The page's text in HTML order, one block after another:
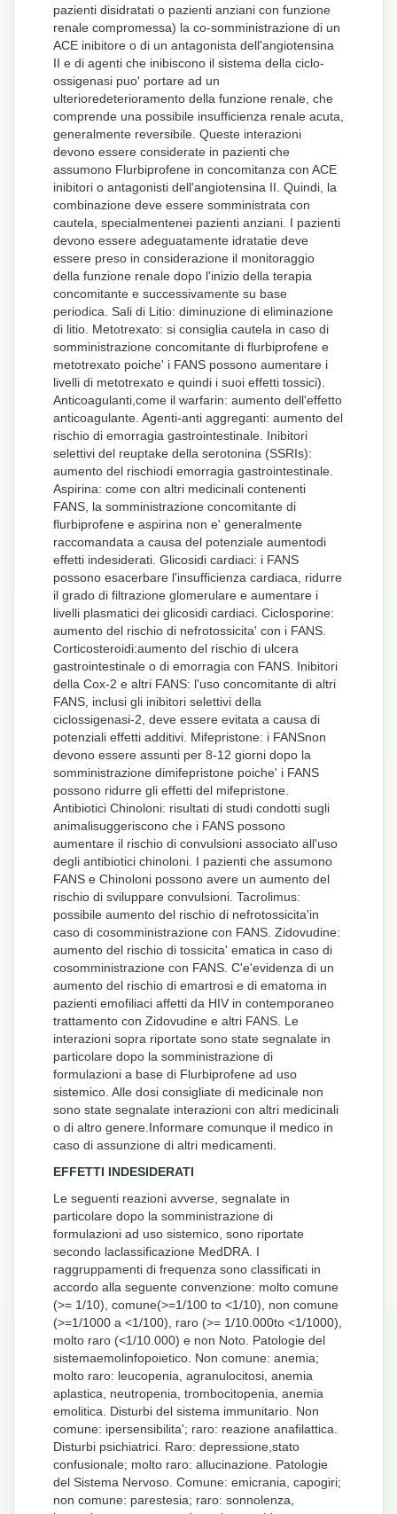
pazienti disidratati o pazienti anziani con funzione
renale compromessa) la co-somministrazione di un
ACE inibitore o di un antagonista dell'angiotensina
II e di agenti che inibiscono il sistema della ciclo-
ossigenasi puo' portare ad un
ulterioredeterioramento della funzione renale, che
comprende una possibile insufficienza renale acuta,
generalmente reversibile. Queste interazioni
devono essere considerate in pazienti che
assumono Flurbiprofene in concomitanza con ACE
inibitori o antagonisti dell'angiotensina II. Quindi, la
combinazione deve essere somministrata con
cautela, specialmentenei pazienti anziani. I pazienti
devono essere adeguatamente idratatie deve
essere preso in considerazione il monitoraggio
della funzione renale dopo l'inizio della terapia
concomitante e successivamente su base
periodica. Sali di Litio: diminuzione di eliminazione
di litio. Metotrexato: si consiglia cautela in caso di
somministrazione concomitante di flurbiprofene e
metotrexato poiche' i FANS possono aumentare i
livelli di metotrexato e quindi i suoi effetti tossici).
Anticoagulanti,come il warfarin: aumento dell'effetto
anticoagulante. Agenti-anti aggreganti: aumento del
rischio di emorragia gastrointestinale. Inibitori
selettivi del reuptake della serotonina (SSRIs):
aumento del rischiodi emorragia gastrointestinale.
Aspirina: come con altri medicinali contenenti
FANS, la somministrazione concomitante di
flurbiprofene e aspirina non e' generalmente
raccomandata a causa del potenziale aumentodi
effetti indesiderati. Glicosidi cardiaci: i FANS
possono esacerbare l'insufficienza cardiaca, ridurre
il grado di filtrazione glomerulare e aumentare i
livelli plasmatici dei glicosidi cardiaci. Ciclosporine:
aumento del rischio di nefrotossicita' con i FANS.
Corticosteroidi:aumento del rischio di ulcera
gastrointestinale o di emorragia con FANS. Inibitori
della Cox-2 e altri FANS: l'uso concomitante di altri
FANS, inclusi gli inibitori selettivi della
ciclossigenasi-2, deve essere evitata a causa di
potenziali effetti additivi. Mifepristone: i FANSnon
devono essere assunti per 8-12 giorni dopo la
somministrazione dimifepristone poiche' i FANS
possono ridurre gli effetti del mifepristone.
Antibiotici Chinoloni: risultati di studi condotti sugli
animalisuggeriscono che i FANS possono
aumentare il rischio di convulsioni associato all'uso
degli antibiotici chinoloni. I pazienti che assumono
FANS e Chinoloni possono avere un aumento del
rischio di sviluppare convulsioni. Tacrolimus:
possibile aumento del rischio di nefrotossicita'in
caso di cosomministrazione con FANS. Zidovudine:
aumento del rischio di tossicita' ematica in caso di
cosomministrazione con FANS. C'e'evidenza di un
aumento del rischio di emartrosi e di ematoma in
pazienti emofiliaci affetti da HIV in contemporaneo
trattamento con Zidovudine e altri FANS. Le
interazioni sopra riportate sono state segnalate in
particolare dopo la somministrazione di
formulazioni a base di Flurbiprofene ad uso
sistemico. Alle dosi consigliate di medicinale non
sono state segnalate interazioni con altri medicinali
o di altro genere.Informare comunque il medico in
caso di assunzione di altri medicamenti.
EFFETTI INDESIDERATI
Le seguenti reazioni avverse, segnalate in
particolare dopo la somministrazione di
formulazioni ad uso sistemico, sono riportate
secondo laclassificazione MedDRA. I
raggruppamenti di frequenza sono classificati in
accordo alla seguente convenzione: molto comune
(>= 1/10), comune(>=1/100 to <1/10), non comune
(>=1/1000 a <1/100), raro (>= 1/10.000to <1/1000),
molto raro (<1/10.000) e non Noto. Patologie del
sistemaemolinfopoietico. Non comune: anemia;
molto raro: leucopenia, agranulocitosi, anemia
aplastica, neutropenia, trombocitopenia, anemia
emolitica. Disturbi del sistema immunitario. Non
comune: ipersensibilita'; raro: reazione anafilattica.
Disturbi psichiatrici. Raro: depressione,stato
confusionale; molto raro: allucinazione. Patologie
del Sistema Nervoso. Comune: emicrania, capogiri;
non comune: parestesia; raro: sonnolenza,